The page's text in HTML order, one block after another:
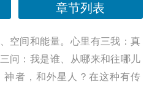
章节列表
空间和能量。心里有三我：真
问：我是谁、从哪来和往哪儿
者，和外星人？在这种有传